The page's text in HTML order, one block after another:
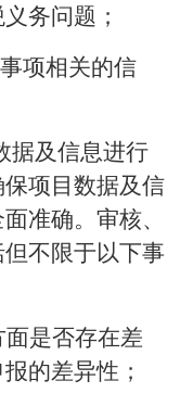
务问题；
事项相关的信
据及信息进行
项目数据及信
准确。审核、
不限于以下事
面是否存在差
的差异性；